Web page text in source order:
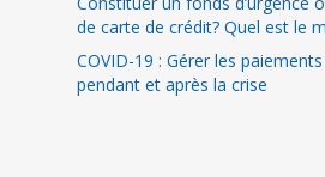
de carte de crédit? Quel est le
COVID-19 : Gérer les
pendant et après la crise